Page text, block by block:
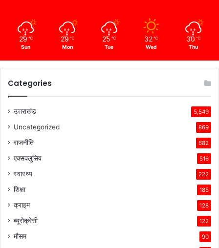
29 ℃
Sun
29 ℃
Mon
25 ℃
Tue
32 ℃
Wed
30 ℃
Thu
Categories
उत्तराखंड 5,549
Uncategorized 869
राजनीति 682
एक्सक्लुसिव 516
स्वास्थ्य 222
शिक्षा 185
क्राइम 128
ब्यूरोक्रेसी 122
मौसम 90